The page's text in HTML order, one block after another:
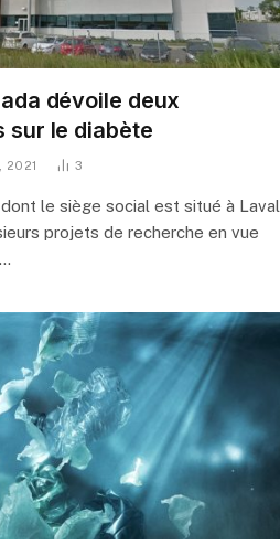
dévoile deux
sur le diabète
2021 3
le siège social est situé à Laval,
projets de recherche en vue